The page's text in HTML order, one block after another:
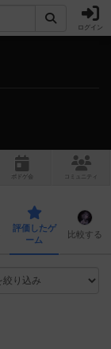
ログイン
ボ ドゲ コミュニティ
評価したゲ
ーム
比較する